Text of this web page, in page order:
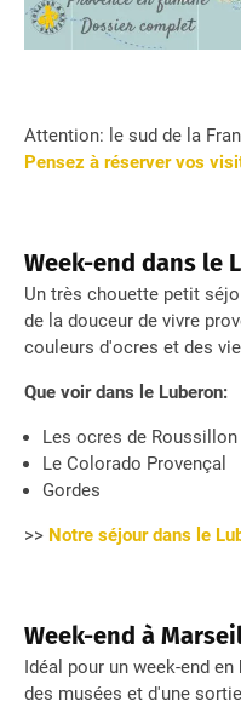
Attention: le sud de la
Pensez à réserver vos
Week-end dans le
Un très chouette petit
de la douceur de vivre
couleurs d'ocres et des
Que voir dans le Luberon:
Les ocres de Roussillon
Le Colorado Provençal
Gordes
>> Notre séjour dans le
Week-end à
Idéal pour un week-end
des musées et d'une